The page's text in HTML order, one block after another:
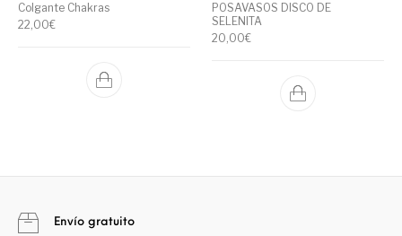
Colgante Chakras
22,00€
POSAVASOS DISCO DE
SELENITA
20,00€
Envío gratuito